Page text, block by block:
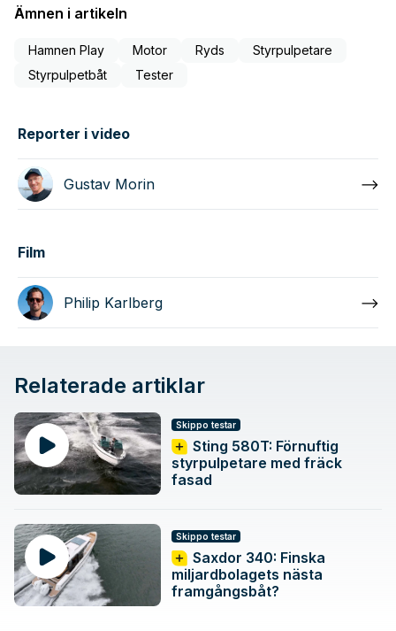
Ämnen i artikeln
Hamnen Play Motor Ryds
Styrpulpetare
Styrpulpetbåt
Tester
Reporter i video
Gustav Morin
Film
Philip Karlberg
Relaterade artiklar
Skippo testar
Sting 580T: Förnuftig
styrpulpetare med fräck
fasad
Skippo testar
Saxdor 340: Finska
miljardbolagets nästa
framgångsbåt?